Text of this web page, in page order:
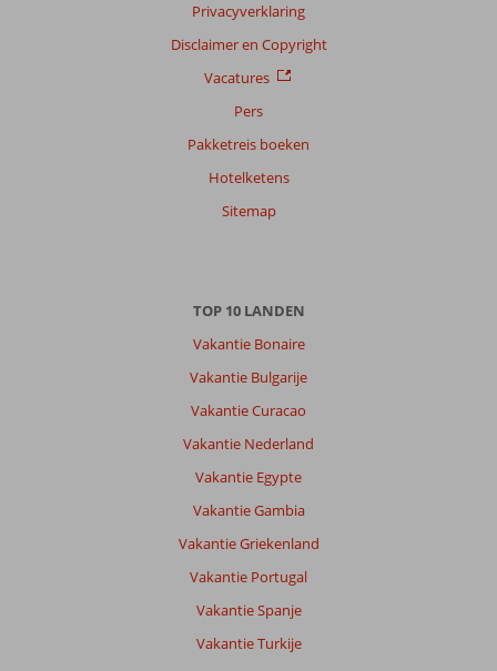
Privacyverklaring
Disclaimer en Copyright
Vacatures
Pers
Pakketreis boeken
Hotelketens
Sitemap
TOP 10 LANDEN
Vakantie Bonaire
Vakantie Bulgarije
Vakantie Curacao
Vakantie Nederland
Vakantie Egypte
Vakantie Gambia
Vakantie Griekenland
Vakantie Portugal
Vakantie Spanje
Vakantie Turkije